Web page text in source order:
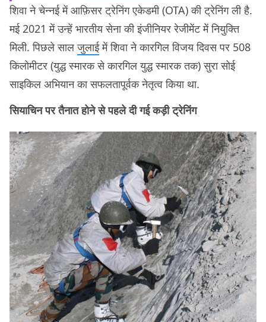
शिवा ने चेन्नई में आफ़िसर ट्रेनिंग एकेडमी (OTA) की ट्रेनिंग ली है.
मई 2021 में उन्हें भारतीय सेना की इंजीनियर रेजीमेंट में नियुक्ति
मिली. पिछले सालजुलाईमें शिवा ने कारगिल विजय दिवस पर 508
किलोमीटर (युद्ध स्मारक से कारगिल युद्ध स्मारक तक) सुरा सोई
साइकिल अभियान का सफलतापूर्वक नेतृत्व किया था.
सियाचिन पर तैनात होने से पहले दी गई कड़ी ट्रेनिंग